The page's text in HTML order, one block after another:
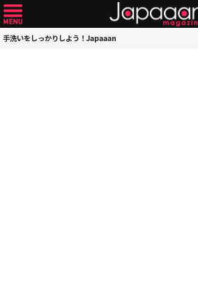
手洗いをしっかりしよう！Japaaan